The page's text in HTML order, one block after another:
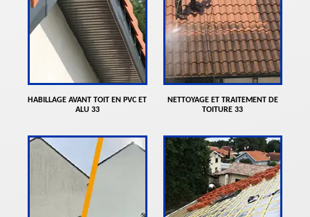
HABILLAGE AVANT TOIT EN PVC ET
ALU 33
NETTOYAGE ET TRAITEMENT DE
TOITURE 33